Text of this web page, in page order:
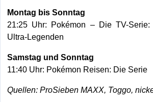
Montag bis Sonntag
21:25 Uhr: Pokémon – Die TV-
Ultra-Legenden
Samstag und Sonntag
11:40 Uhr: Pokémon Reisen: Die Serie
Quellen: ProSieben MAXX, Toggo,